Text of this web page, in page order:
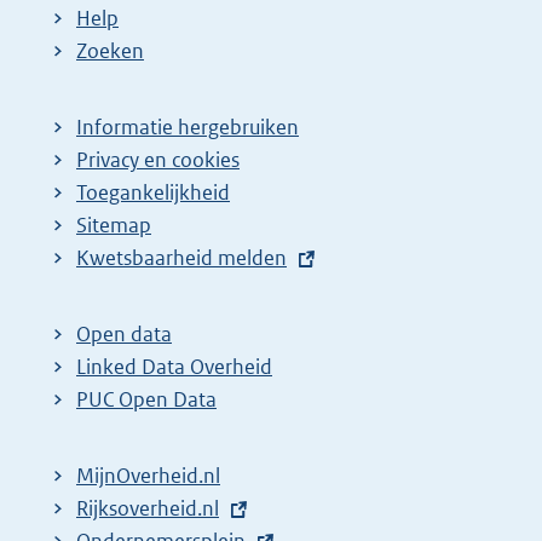
Help
Zoeken
Informatie hergebruiken
Privacy en cookies
Toegankelijkheid
Sitemap
E
t
e
r
l
i
Kwetsbaarheid melden
Open data
Linked Data Overheid
PUC Open Data
MijnOverheid.nl
E
Rijksoverheid.nl